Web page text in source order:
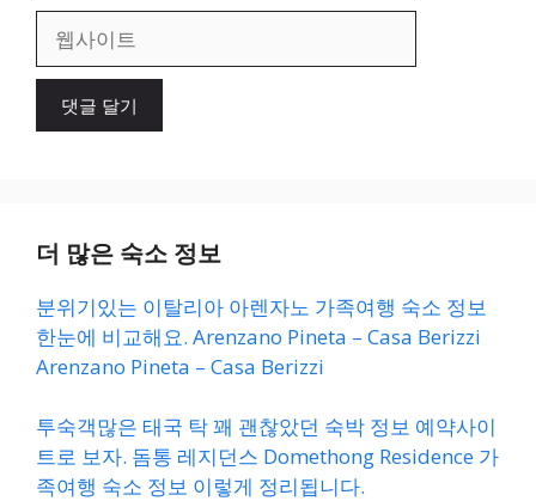
일
이
더 많은 숙소 정보
분위기있는 이탈리아 아렌자노 가족여행 숙소 정보
한눈에 비교해요. Arenzano Pineta – Casa Berizzi
Arenzano Pineta – Casa Berizzi
투숙객많은 태국 탁 꽤 괜찮았던 숙박 정보 예약사이
트로 보자. 돔통 레지던스 Domethong Residence 가
족여행 숙소 정보 이렇게 정리됩니다.